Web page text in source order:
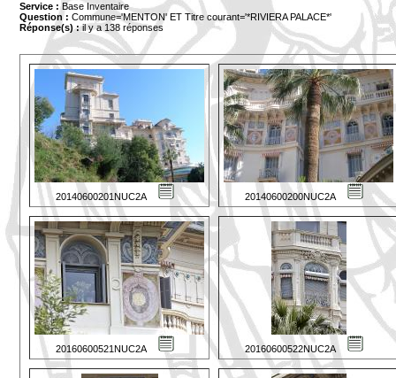
Service : Base Inventaire
Question : Commune='MENTON' ET Titre courant='*RIVIERA PALACE*'
Réponse(s) :il y a 138 réponses
20140600201NUC2A 20140600200NUC2A
20160600521NUC2A 20160600522NUC2A